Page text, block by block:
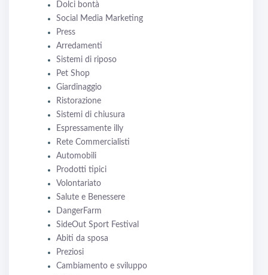
Dolci bontà
Social Media Marketing
Press
Arredamenti
Sistemi di riposo
Pet Shop
Giardinaggio
Ristorazione
Sistemi di chiusura
Espressamente illy
Rete Commercialisti
Automobili
Prodotti tipici
Volontariato
Salute e Benessere
DangerFarm
SideOut Sport Festival
Abiti da sposa
Preziosi
Cambiamento e sviluppo